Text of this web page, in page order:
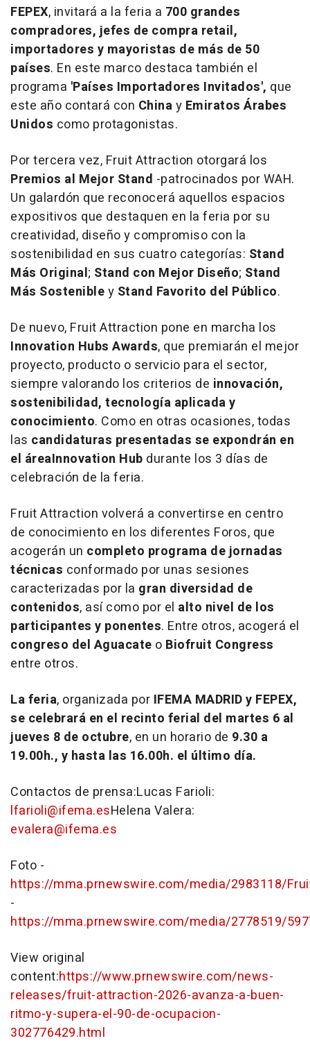
FEPEX, invitará a la feria a 700 grandes
compradores, jefes de compra retail,
importadores y mayoristas de más de 50
países. En este marco destaca también el
programa 'Países Importadores Invitados', que
este año contará con Chinay Emiratos Árabes
Unidos como protagonistas.
Por tercera vez, Fruit Attraction otorgará los
Premios al Mejor Stand -patrocinados por WAH.
Un galardón que reconocerá aquellos espacios
expositivos que destaquen en la feria por su
creatividad, diseño y compromiso con la
sostenibilidad en sus cuatro categorías: Stand
Más Original; Stand con Mejor Diseño; Stand
Más Sostenibley Stand Favorito del Público.
De nuevo, Fruit Attraction pone en marcha los
Innovation Hubs Awards, que premiarán el mejor
proyecto, producto o servicio para el sector,
siempre valorando los criterios de innovación,
sostenibilidad, tecnología aplicada y
conocimiento. Como en otras ocasiones, todas
las candidaturas presentadas se expondrán en
el áreaInnovation Hub durante los 3 días de
celebración de la feria.
Fruit Attraction volverá a convertirse en centro
de conocimiento en los diferentes Foros, que
acogerán un completo programa de jornadas
técnicas conformado por unas sesiones
caracterizadas por la gran diversidad de
contenidos, así como por el alto nivel de los
participantes y ponentes. Entre otros, acogerá el
congreso del Aguacate o Biofruit Congress
entre otros.
La feria, organizada por IFEMA MADRID y FEPEX,
se celebrará en el recinto ferial del martes 6 al
jueves 8 de octubre, en un horario de 9.30 a
19.00h., y hasta las 16.00h. el último día.
Contactos de prensa:Lucas Farioli:
lfarioli@ifema.esHelena Valera:
evalera@ifema.es
Foto -
https://mma.prnewswire.com/media/2983118/
-
https://mma.prnewswire.com/media/2778519/
View original
content:https://www.prnewswire.com/news-
releases/fruit-attraction-2026-avanza-a-buen-
ritmo-y-supera-el-90-de-ocupacion-
302776429.html